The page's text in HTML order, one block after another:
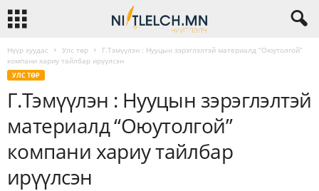
Нүүр хуудас Улс төр
Г.Тэмүүлэн : Нууцын зэрэглэлтэй материалд “Оюутолгой”
компани хариу тайлбар ирүүлсэн
УЛС ТӨР
Г.Тэмүүлэн : Нууцын зэрэглэлтэй
материалд “Оюутолгой”
компани хариу тайлбар
ирүүлсэн